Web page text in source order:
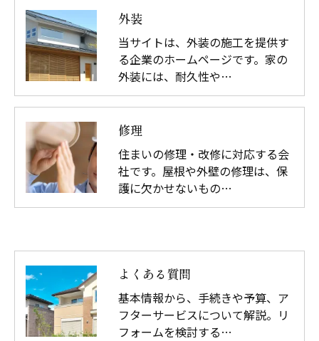
外装
当サイトは、外装の施工を提供す
る企業のホームページです。家の
外装には、耐久性や…
修理
住まいの修理・改修に対応する会
社です。屋根や外壁の修理は、保
護に欠かせないもの…
よくある質問
基本情報から、手続きや予算、ア
フターサービスについて解説。リ
フォームを検討する…